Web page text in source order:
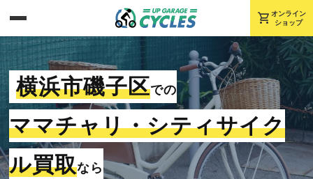
shopping_cart オンライン
ショップ
横浜市磯子区での
ママチャリ・シティサイク
ル買取なら